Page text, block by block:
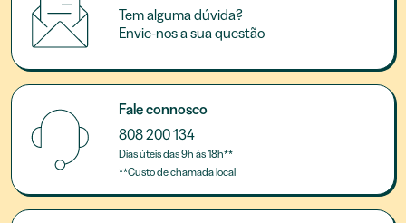
Tem alguma dúvida?
Envie-nos a sua questão
Fale connosco
808 200 134
Dias úteis das 9h às 18h**
**Custo de chamada local